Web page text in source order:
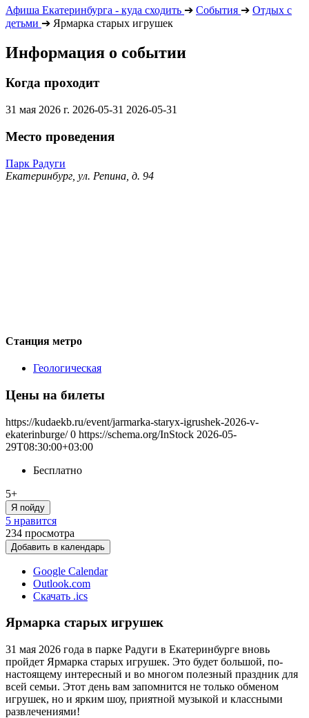
Афиша Екатеринбурга - куда сходить ➔ События ➔ Отдых с
детьми ➔ Ярмарка старых игрушек
Информация о событии
Когда проходит
31 мая 2026 г. 2026-05-31 2026-05-31
Место проведения
Парк Радуги
Екатеринбург, ул. Репина, д. 94
Станция метро
Геологическая
Цены на билеты
https://kudaekb.ru/event/jarmarka-staryx-igrushek-2026-v-
ekaterinburge/ 0 https://schema.org/InStock 2026-05-
29T08:30:00+03:00
Бесплатно
5+
Я пойду
5 нравится
234 просмотра
Добавить в календарь
Google Calendar
Outlook.com
Скачать .ics
Ярмарка старых игрушек
31 мая 2026 года в парке Радуги в Екатеринбурге вновь
пройдет Ярмарка старых игрушек. Это будет большой, по-
настоящему интересный и во многом полезный праздник для
всей семьи. Этот день вам запомнится не только обменом
игрушек, но и ярким шоу, приятной музыкой и классными
развлечениями!